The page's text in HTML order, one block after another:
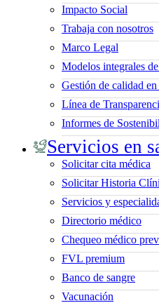
Impacto Social
Trabaja con nosotros
Marco Legal
Modelos integrales
Gestión de calidad
Línea de
Informes de
Servicios en
Solicitar cita médica
Solicitar Historia
Servicios y
Directorio médico
Chequeo médico
FVL premium
Banco de sangre
Vacunación